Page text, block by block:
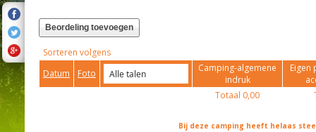
Beordeling toevoegen
Sorteren volgens
Datum
Foto
Camping-algemene
indruk
Eigen
Totaal 0,00
Bij deze camping heeft helaas